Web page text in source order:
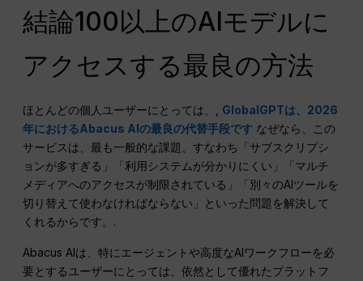
結論100以上のAIモデルに
アクセスする最良の方法
ほとんどの個人ユーザーにとっては、, GlobalGPTは、2026
年におけるAbacus AIの最良の代替手段です なぜなら、この
サービスは、最も一般的な課題、すなわち「サブスクリプシ
ョンが多すぎる」「利用システムが分かりにくい」「マルチ
メディアへのアクセスが制限されている」「別々のAIツールを
切り替えて使わなければならない」といった問題を解決して
くれるからです。.
Abacus AIは、特にエージェントや高度なAIワークフローを必
要とするユーザーにとっては、依然として優れたプラットフ